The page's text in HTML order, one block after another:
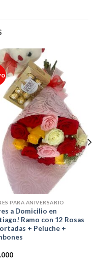
PARA ANIVERSARIO
a Domicilio en
Ramo con 12 Rosas
+ Peluche +